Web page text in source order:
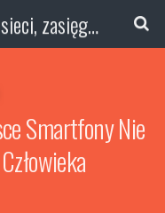
gsm.biz.pl - informacje, sieci, zasięg technologie
Smartfony Nie